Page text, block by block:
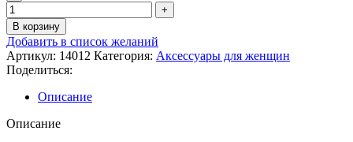
В корзину
Добавить в список желаний
Артикул: 14012 Категория: Аксессуары для женщин
Поделиться:
Описание
Описание